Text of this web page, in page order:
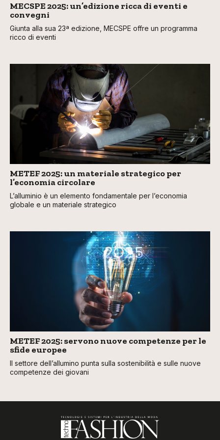
MECSPE 2025: un’edizione ricca di eventi e
convegni
Giunta alla sua 23ª edizione, MECSPE offre un programma
ricco di eventi
METEF 2025: un materiale strategico per
l’economia circolare
L’alluminio è un elemento fondamentale per l’economia
globale e un materiale strategico
METEF 2025: servono nuove competenze per le
sfide europee
Il settore dell’allumino punta sulla sostenibilità e sulle nuove
competenze dei giovani